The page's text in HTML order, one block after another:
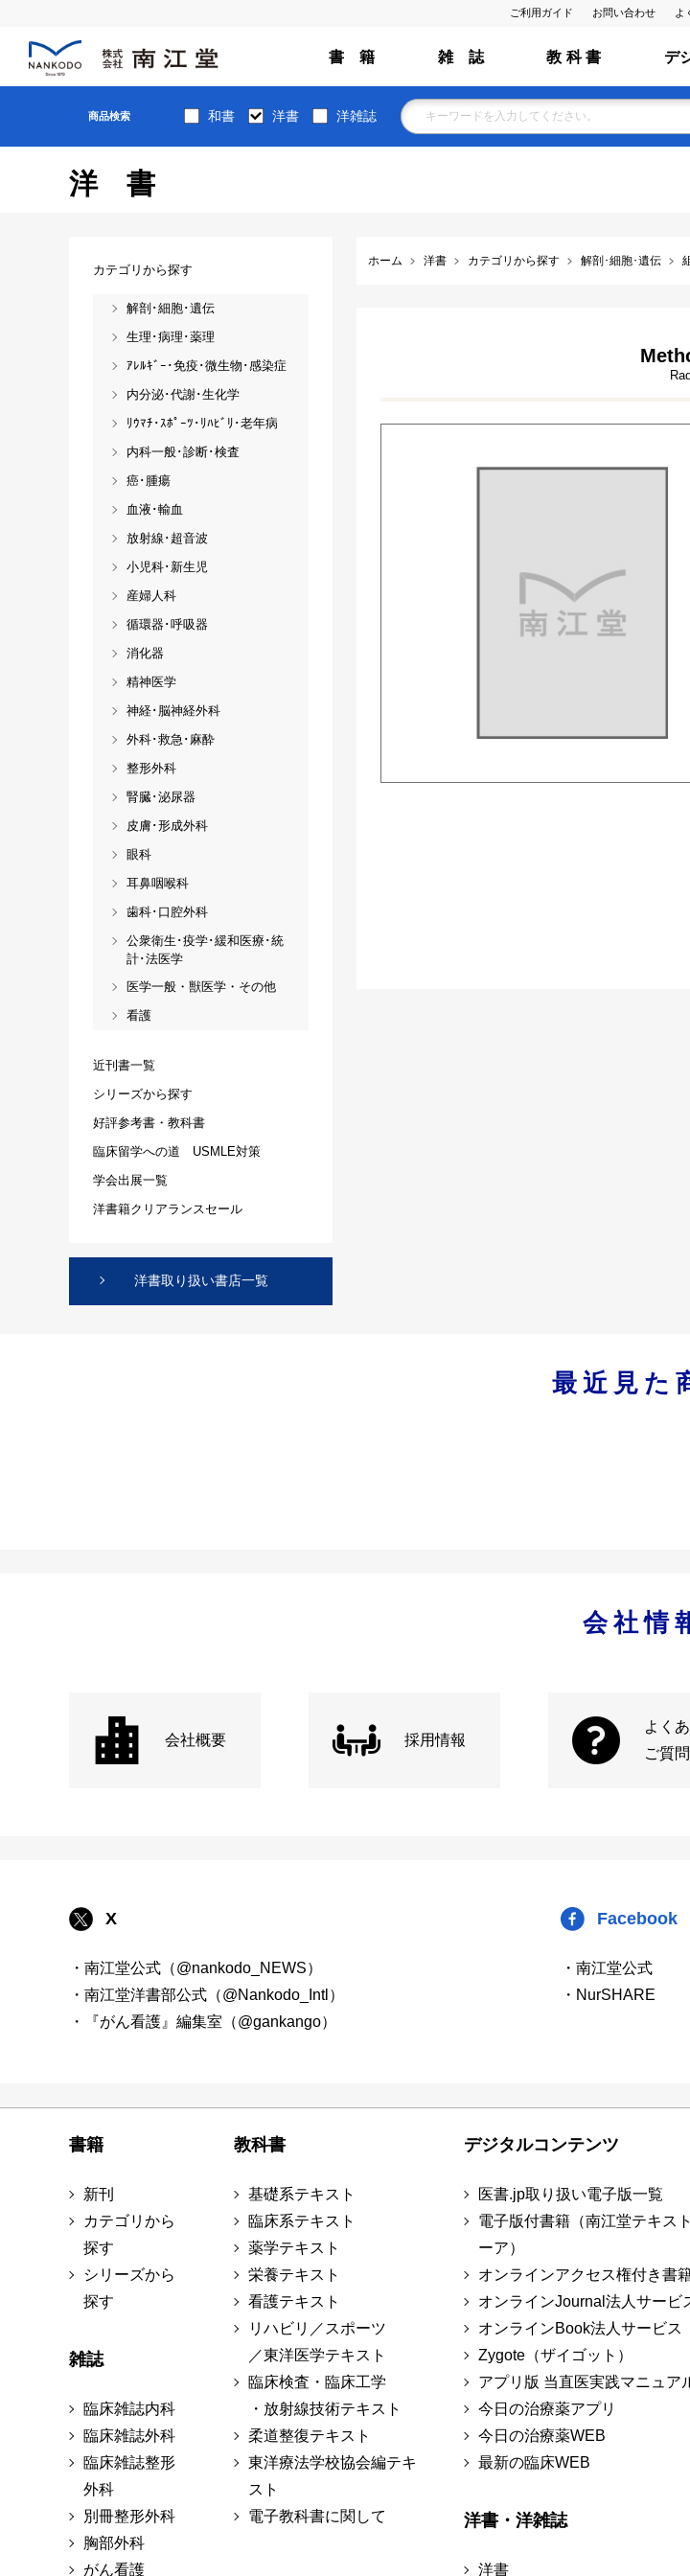
ご利用ガイド お問い合わせ よ
書 籍 雑 誌 教 科 書 デ
商品検索 和書 洋書 洋雑誌
洋書
ホーム 洋書 カテゴリから探す 解剖･細胞･遺伝
カテゴリから探す
解剖･細胞･遺伝
生理･病理･薬理
ｱﾚﾙｷﾞｰ･免疫･微生物･感染症
内分泌･代謝･生化学
ﾘｳﾏﾁ･ｽﾎﾟｰﾂ･ﾘﾊﾋﾞﾘ･老年病
内科一般･診断･検査
癌･腫瘍
血液･輸血
放射線･超音波
小児科･新生児
産婦人科
循環器･呼吸器
消化器
精神医学
神経･脳神経外科
外科･救急･麻酔
整形外科
腎臓･泌尿器
皮膚･形成外科
眼科
耳鼻咽喉科
歯科･口腔外科
公衆衛生･疫学･緩和医療･統
計･法医学
医学一般・獣医学・その他
看護
近刊書一覧
シリーズから探す
好評参考書・教科書
臨床留学への道 USMLE対策
学会出展一覧
洋書籍クリアランスセール
洋書取り扱い書店一覧
最近見た
会社情
会社概要 採用情報
よく
ご質問
X
・南江堂公式（@nankodo_NEWS）
・南江堂洋書部公式（@Nankodo_Intl）
・『がん看護』編集室（@gankango）
Facebook
・南江堂公式
・NurSHARE
書籍
新刊
カテゴリから
探す
シリーズから
探す
雑誌
臨床雑誌内科
臨床雑誌外科
臨床雑誌整形
外科
別冊整形外科
胸部外科
がん看護
教科書
基礎系テキスト
臨床系テキスト
薬学テキスト
栄養テキスト
看護テキスト
リハビリ／スポーツ
／東洋医学テキスト
臨床検査・臨床工学
・放射線技術テキスト
柔道整復テキスト
東洋療法学校協会編テキ
スト
電子教科書に関して
デジタルコンテンツ
医書.jp取り扱い電子版一覧
電子版付書籍（南江堂テキス
ーア）
オンラインアクセス権付き書
オンラインJournal法人サービ
オンラインBook法人サービス
Zygote（ザイゴット）
アプリ版 当直医実践マニュア
今日の治療薬アプリ
今日の治療薬WEB
最新の臨床WEB
洋書・洋雑誌
洋書